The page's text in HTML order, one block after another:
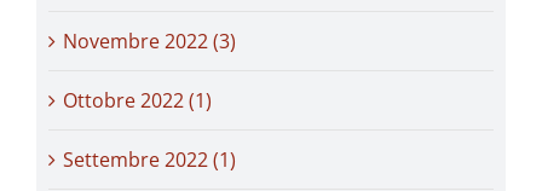
Novembre 2022 (3)
Ottobre 2022 (1)
Settembre 2022 (1)